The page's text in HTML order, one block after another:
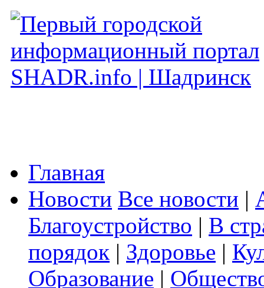
Главная
Новости Все новости |
Благоустройство | В
порядок | Здоровье |
Образование |